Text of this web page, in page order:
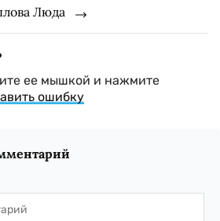
Люда
ее мышкой и нажмите
ошибку